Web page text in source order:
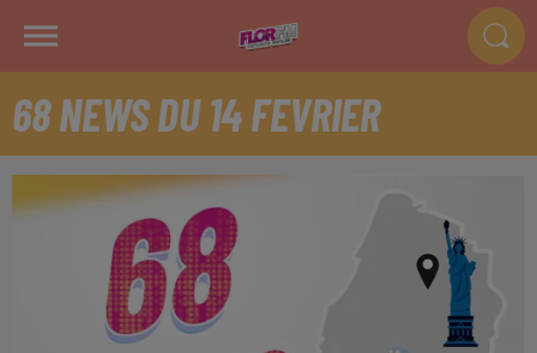
68 NEWS DU 14 FEVRIER